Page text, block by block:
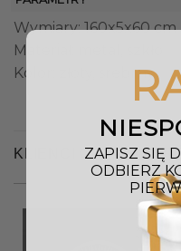
Wymiary: 160x5x60 cm
Materiał: metal, szkło
Kolor: złoty, srebrny
KLIENCI OGLĄDALI
ZAPISZ SIĘ
ODBIERZ